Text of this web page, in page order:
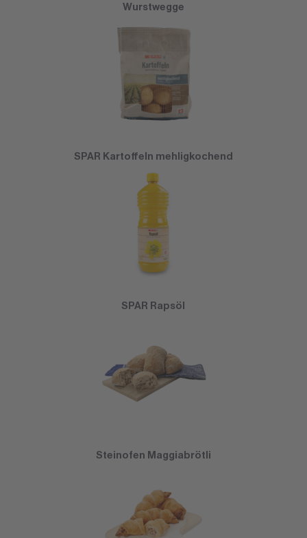
Wurstwegge
SPAR Kartoffeln mehligkochend
SPAR Rapsöl
Steinofen Maggiabrötli